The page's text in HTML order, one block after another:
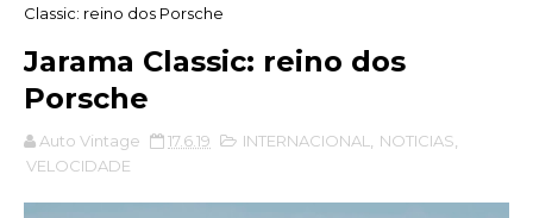
Classic: reino dos Porsche
Jarama Classic: reino dos
Porsche
Auto Vintage 17.6.19 INTERNACIONAL NOTICIAS
VELOCIDADE